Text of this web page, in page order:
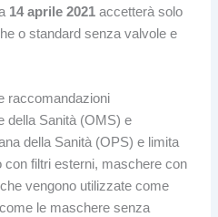
14 aprile 2021 accetterà solo
o standard senza valvole e
raccomandazioni
della Sanità (OMS) e
della Sanità (OPS) e limita
con filtri esterni, maschere con
vengono utilizzate come
le maschere senza